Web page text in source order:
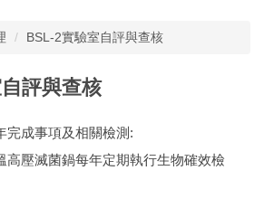
BSL-2實驗室自評與查核
評與查核
完成事項及相關檢測:
高壓滅菌鍋每年定期執行生物確效檢